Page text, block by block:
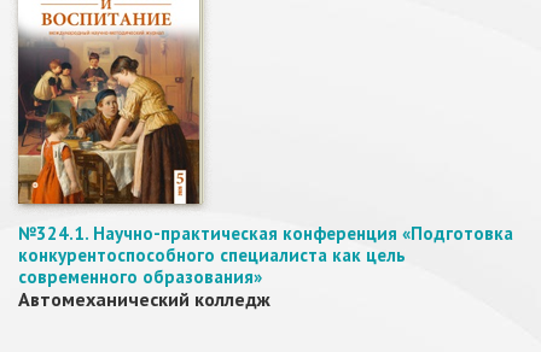
№324.1. Научно-практическая конференция «Подготовка
конкурентоспособного специалиста как цель
современного образования»
Автомеханический колледж